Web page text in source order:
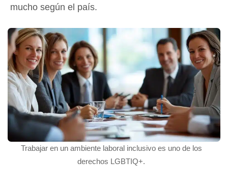
mucho según el país.
Trabajar en un ambiente laboral inclusivo es uno de los
derechos LGBTIQ+.